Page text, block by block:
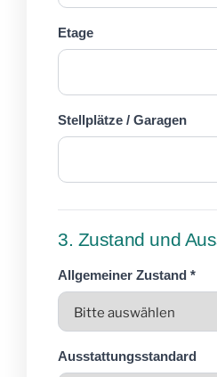
Etage
Stellplätze / Garagen
3. Zustand und
Allgemeiner Zustand *
Ausstattungsstandard